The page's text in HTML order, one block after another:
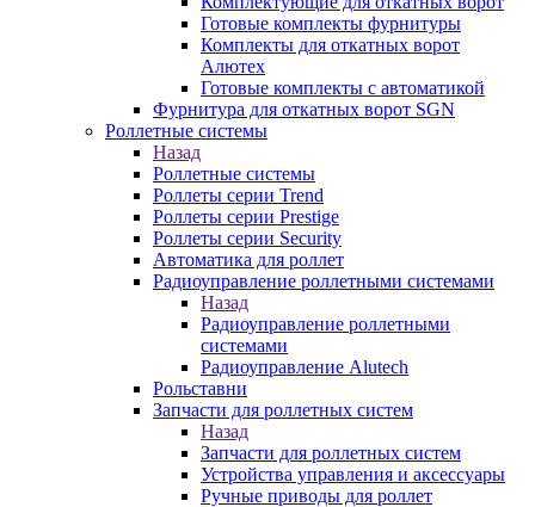
Готовые комплекты фурнитуры
Комплекты для откатных ворот
Алютех
Готовые комплекты с автоматикой
Фурнитура для откатных ворот SGN
Роллетные системы
Назад
Роллетные системы
Роллеты серии Trend
Роллеты серии Prestige
Роллеты серии Security
Автоматика для роллет
Радиоуправление роллетными системами
Назад
Радиоуправление роллетными
системами
Радиоуправление Alutech
Рольставни
Запчасти для роллетных систем
Назад
Запчасти для роллетных систем
Устройства управления и аксессуары
Ручные приводы для роллет